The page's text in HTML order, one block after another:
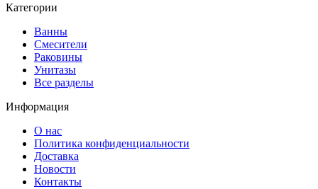
Категории
Ванны
Смесители
Раковины
Унитазы
Все разделы
Информация
О нас
Политика конфиденциальности
Доставка
Новости
Контакты